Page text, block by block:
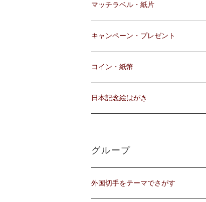
マッチラベル・紙片
キャンペーン・プレゼント
コイン・紙幣
日本記念絵はがき
グループ
外国切手をテーマでさがす